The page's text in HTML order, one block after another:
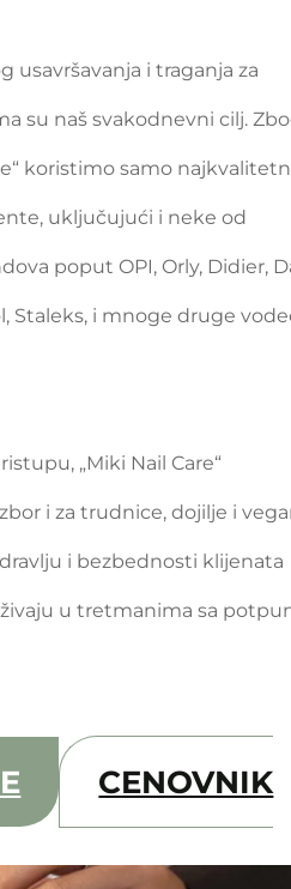
usavršavanja i traganja za
su naš svakodnevni cilj.
koristimo samo
uključujući i neke od
poput OPI, Orly, Didier,
Staleks, i mnoge druge
„Miki Nail Care“
i za trudnice, dojilje i
i bezbednosti klijenata
u tretmanima sa
CENOVNIK